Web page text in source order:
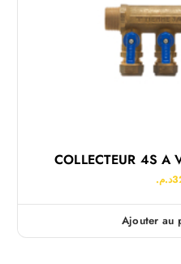
COLLECTEUR 4S A
د.م.
Ajouter au